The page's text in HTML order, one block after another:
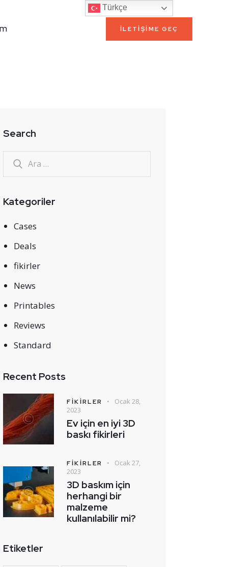
ILETIŞIME GEÇ
Search
Kategoriler
Cases
Deals
fikirler
News
Printables
Reviews
Standard
Recent Posts
FIKIRLER
Ocak 28,
2023
Ev için en iyi 3D
baskı fikirleri
FIKIRLER
Ocak 27,
2023
3D baskım için
herhangi bir
malzeme
kullanılabilir mi?
Etiketler
Türkçe